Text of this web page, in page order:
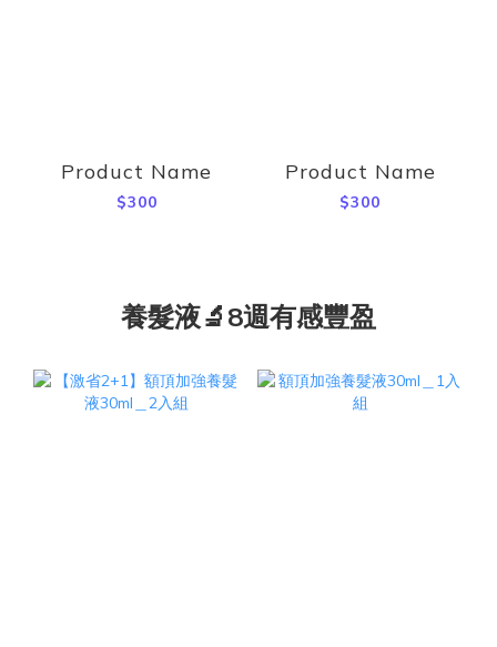
Product Name
$300
Product Name
$300
養髮液🔬8週有感豐盈